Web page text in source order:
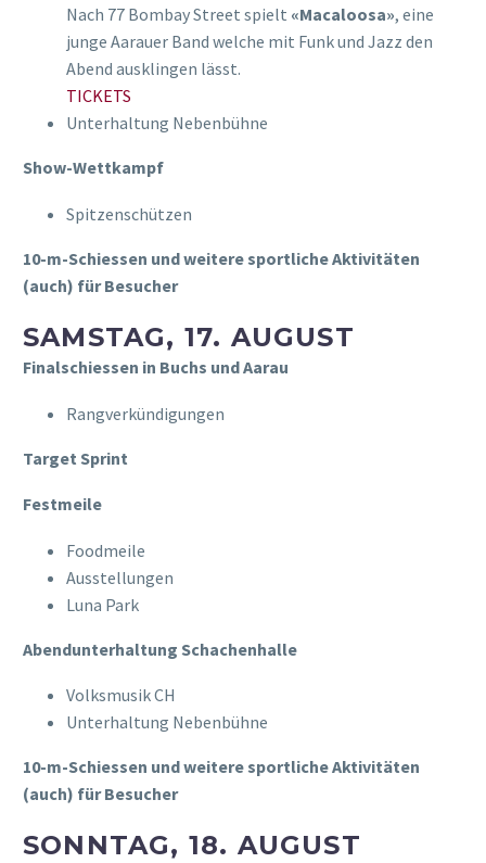
Nach 77 Bombay Street spielt «Macaloosa», eine
junge Aarauer Band welche mit Funk und Jazz den
Abend ausklingen lässt.
TICKETS
Unterhaltung Nebenbühne
Show-Wettkampf
Spitzenschützen
10-m-Schiessen und weitere sportliche Aktivitäten
(auch) für Besucher
SAMSTAG, 17. AUGUST
Finalschiessen in Buchs und Aarau
Rangverkündigungen
Target Sprint
Festmeile
Foodmeile
Ausstellungen
Luna Park
Abendunterhaltung Schachenhalle
Volksmusik CH
Unterhaltung Nebenbühne
10-m-Schiessen und weitere sportliche Aktivitäten
(auch) für Besucher
SONNTAG, 18. AUGUST